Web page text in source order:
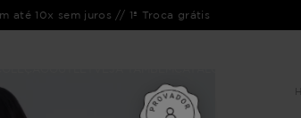
até 10x sem juros // 1ª Troca grátis